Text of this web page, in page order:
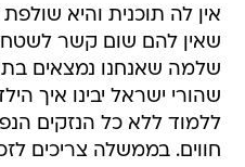
אין לה תוכנית והיא
שאין להם שום קשר
שלמה שאנחנו נמצאים
שהורי ישראל יבינו איך
ללמוד ללא כל הנזקים